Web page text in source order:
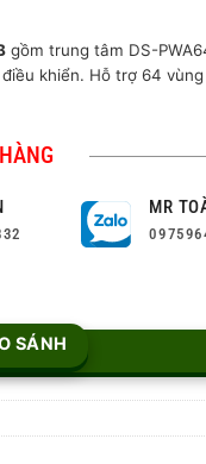
gồm trung tâm DS-
khiển. Hỗ trợ 64
MR
lượng
SÁNH